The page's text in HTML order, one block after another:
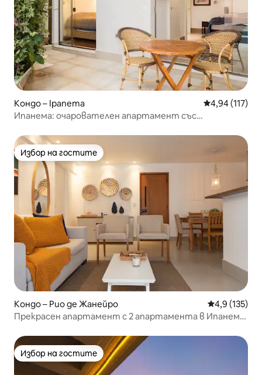
Кондо – Ipanema Средна
4,94 (117)
Ипанема: очарователен апартамент със
Избор на гостите
Избор на гостите
Кондо – Рио де Жанейро Средна
4,9 (135)
Прекрасен апартамент с 2 апартамента в Ипанема
Избор на гостите
Избор на гостите